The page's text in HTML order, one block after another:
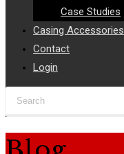
Case Studies
Casing Accessories
Contact
Login